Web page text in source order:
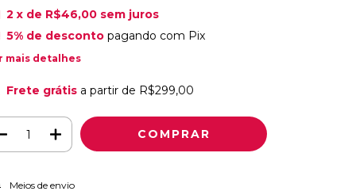
2 x de R$46,00 sem juros
5% de descontopagando com Pix
mais detalhes
Frete grátis a partir de R$299,00
para o CEP:
Meios de envio